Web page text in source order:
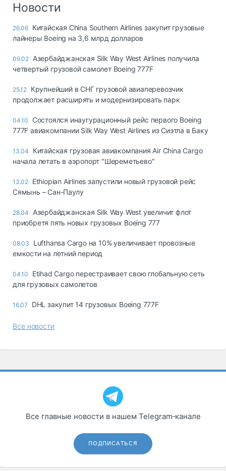
опасные грузы
страхование
Склады и
грузовые
Коммерческий
транспорт
Спецтехника
запчасти, шины
Новости
26.06 Китайская China Southern Airlines закупит грузовые
лайнеры Boeing на 3,6 млрд долларов
09.02 Азербайджанская Silk Way West Airlines получила
четвертый грузовой самолет Boeing 777F
25.12 Крупнейший в СНГ грузовой авиаперевозчик
продолжает расширять и модернизировать парк
04.10
Состоялся инаугурационный рейс первого Boeing
777F авиакомпании Silk Way West Airlines из Сиэтла в Баку
13.04
Китайская грузовая авиакомпания Air China Cargo
начала летать в аэропорт "Шереметьево"
13.02 Ethiopian Airlines запустили новый грузовой рейс
Сямынь – Сан-Паулу
28.04
Азербайджанская Silk Way West увеличит флот
приобретя пять новых грузовых Boeing 777
08.03
Lufthansa Cargo на 10% увеличивает провозные
емкости на летний период
04.10
Etihad Cargo перестраивает свою глобальную сеть
для грузовых самолетов
16.07 DHL закупит 14 грузовых Boeing 777F
Все новости
Все главные новости в нашем Telegram‑канале
ПОДПИСАТЬСЯ